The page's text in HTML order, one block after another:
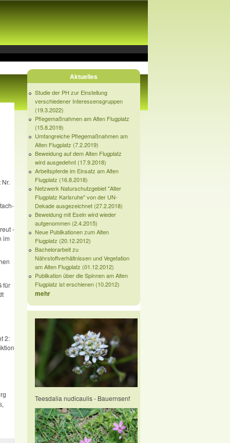
Nr.
‑
im
für
2:
Aktuelles
Studie der PH zur Einstellung
verschiedener Interessensgruppen
(19.3.2022)
Pflegemaßnahmen am Alten Flugplatz
(15.8.2019)
Umfangreiche Pflegemaßnahmen am
Alten Flugplatz (7.2.2019)
Beweidung auf dem Alten Flugplatz
wird ausgedehnt (17.9.2018)
Arbeitspferde im Einsatz am Alten
Flugplatz (16.8.2018)
Netzwerk Naturschutzgebiet "Alter
Flugplatz Karlsruhe" von der UN-
Dekade ausgezeichnet (27.2.2018)
Beweidung mit Eseln wird wieder
aufgenommen (2.4.2015)
Neue Publikationen zum Alten
Flugplatz (20.12.2012)
Bachelorarbeit zu
Nährstoffverhältnissen und Vegetation
am Alten Flugplatz (01.12.2012)
Publikation über die Spinnen am Alten
Flugplatz ist erschienen (10.2012)
mehr
Teesdalia nudicaulis - Bauernsenf